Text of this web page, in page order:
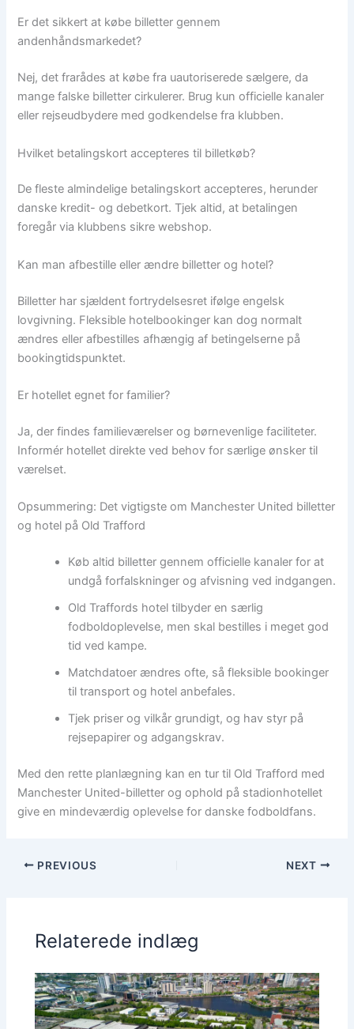
Er det sikkert at købe billetter gennem
andenhåndsmarkedet?
Nej, det frarådes at købe fra uautoriserede sælgere, da
mange falske billetter cirkulerer. Brug kun officielle kanaler
eller rejseudbydere med godkendelse fra klubben.
Hvilket betalingskort accepteres til billetkøb?
De fleste almindelige betalingskort accepteres, herunder
danske kredit- og debetkort. Tjek altid, at betalingen
foregår via klubbens sikre webshop.
Kan man afbestille eller ændre billetter og hotel?
Billetter har sjældent fortrydelsesret ifølge engelsk
lovgivning. Fleksible hotelbookinger kan dog normalt
ændres eller afbestilles afhængig af betingelserne på
bookingtidspunktet.
Er hotellet egnet for familier?
Ja, der findes familieværelser og børnevenlige faciliteter.
Informér hotellet direkte ved behov for særlige ønsker til
værelset.
Opsummering: Det vigtigste om Manchester United billetter
og hotel på Old Trafford
Køb altid billetter gennem officielle kanaler for at
undgå forfalskninger og afvisning ved indgangen.
Old Traffords hotel tilbyder en særlig
fodboldoplevelse, men skal bestilles i meget god
tid ved kampe.
Matchdatoer ændres ofte, så fleksible bookinger
til transport og hotel anbefales.
Tjek priser og vilkår grundigt, og hav styr på
rejsepapirer og adgangskrav.
Med den rette planlægning kan en tur til Old Trafford med
Manchester United-billetter og ophold på stadionhotellet
give en mindeværdig oplevelse for danske fodboldfans.
PREVIOUS NEXT
Relaterede indlæg